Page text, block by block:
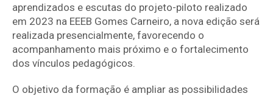
aprendizados e escutas do projeto-piloto realizado
em 2023 na EEEB Gomes Carneiro, a nova edição será
realizada presencialmente, favorecendo o
acompanhamento mais próximo e o fortalecimento
dos vínculos pedagógicos.
O objetivo da formação é ampliar as possibilidades